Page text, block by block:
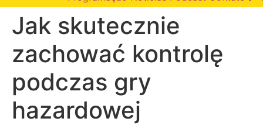
Jak skutecznie
zachować kontrolę
podczas gry
hazardowej